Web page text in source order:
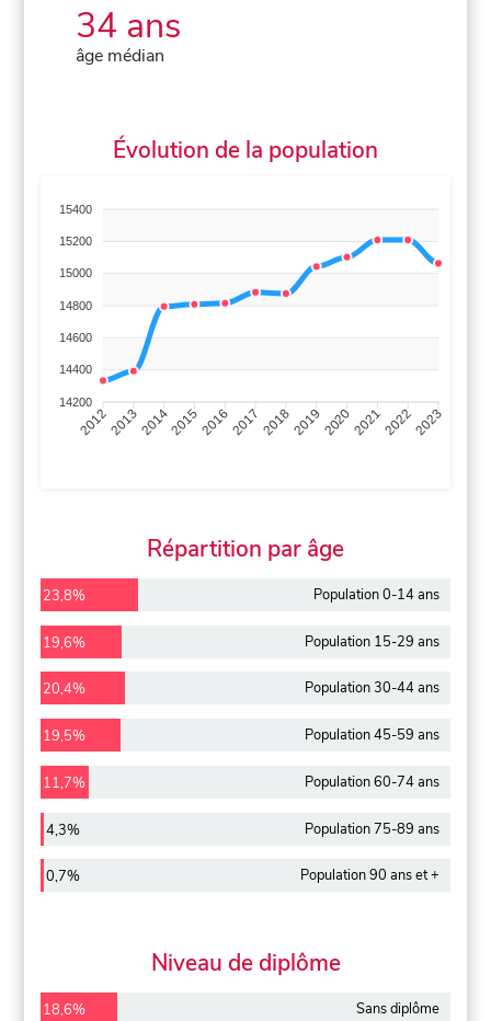
34 ans
âge médian
Évolution de la population
15400
15200
15000
14800
14600
14400
14200
201220132014201520162017 201820192020202120222023
Répartition par âge
23,8% Population 0-14 ans
19,6% Population 15-29 ans
20,4% Population 30-44 ans
19,5% Population 45-59 ans
11,7% Population 60-74 ans
4,3% Population 75-89 ans
0,7% Population 90 ans et +
Niveau de diplôme
18,6% Sans diplôme